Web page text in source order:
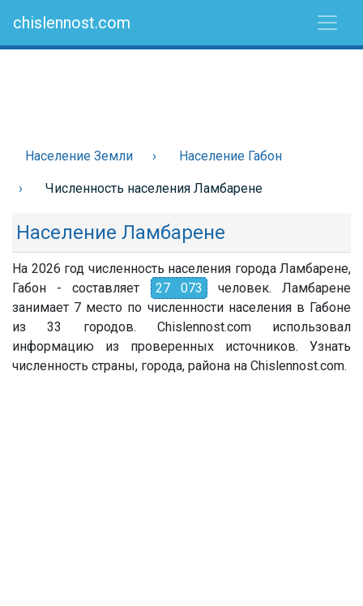
chislennost.com
Население Земли Население Габон
Численность населения Ламбарене
Население Ламбарене
На 2026 год численность населения города Ламбарене,
Габон - составляет
27 073 человек. Ламбарене
занимает 7 место по численности населения в Габоне
из 33 городов. Chislennost.com использовал
информацию из проверенных источников. Узнать
численность страны, города, района на Chislennost.com.